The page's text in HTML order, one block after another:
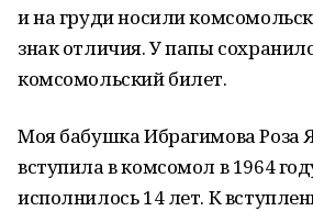
и на груди носили
знак отличия. У папы
комсомольский билет.
Моя бабушка Ибрагимова Роза
вступила в комсомол в 1964
исполнилось 14 лет. К